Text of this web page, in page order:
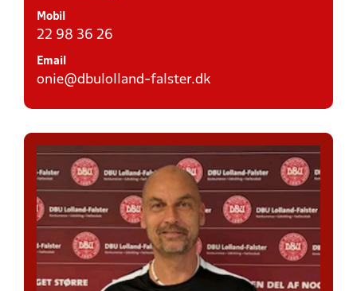
Mobil
22 98 36 26
Email
onie@dbulolland-falster.dk